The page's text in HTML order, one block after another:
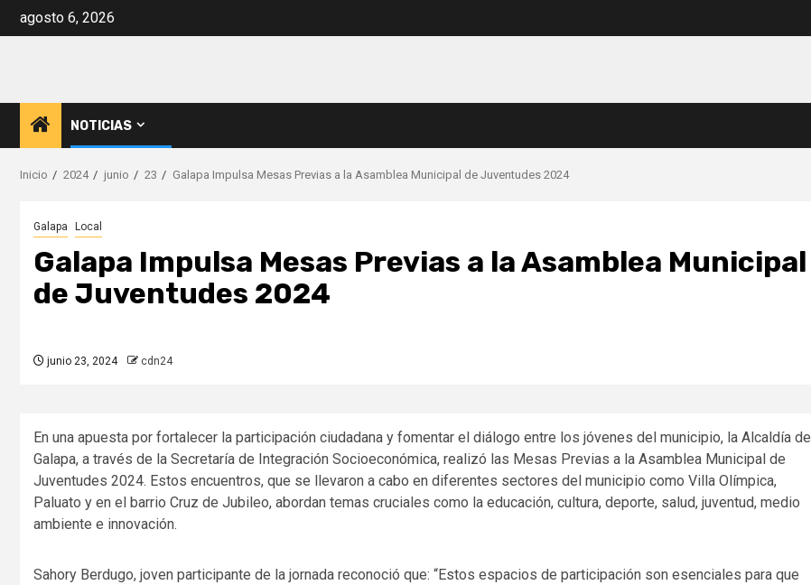
agosto 6, 2026
NOTICIAS
Inicio 2024 junio 23 Galapa Impulsa Mesas Previas a la Asamblea Municipal de Juventudes 2024
Galapa Local
Galapa Impulsa Mesas Previas a la Asamblea Municipal
de Juventudes 2024
junio 23, 2024 cdn24
En una apuesta por fortalecer la participación ciudadana y fomentar el diálogo entre los jóvenes del municipio, la Alcaldía de
Galapa, a través de la Secretaría de Integración Socioeconómica, realizó las Mesas Previas a la Asamblea Municipal de
Juventudes 2024. Estos encuentros, que se llevaron a cabo en diferentes sectores del municipio como Villa Olímpica,
Paluato y en el barrio Cruz de Jubileo, abordan temas cruciales como la educación, cultura, deporte, salud, juventud, medio
ambiente e innovación.
Sahory Berdugo, joven participante de la jornada reconoció que: “Estos espacios de participación son esenciales para que